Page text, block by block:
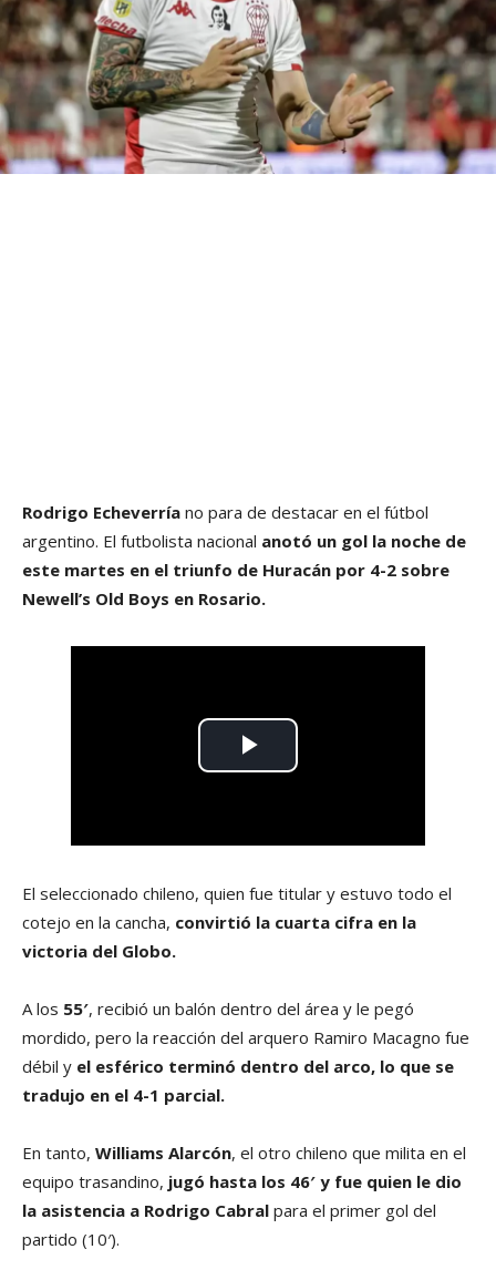
Rodrigo Echeverría no para de destacar en el fútbol
argentino. El futbolista nacional anotó un gol la noche de
este martes en el triunfo de Huracán por 4-2 sobre
Newell’s Old Boys en Rosario.
El seleccionado chileno, quien fue titular y estuvo todo el
cotejo en la cancha, convirtió la cuarta cifra en la
victoria del Globo.
A los 55′, recibió un balón dentro del área y le pegó
mordido, pero la reacción del arquero Ramiro Macagno fue
débil y el esférico terminó dentro del arco, lo que se
tradujo en el 4-1 parcial.
En tanto, Williams Alarcón, el otro chileno que milita en el
equipo trasandino, jugó hasta los 46′ y fue quien le dio
la asistencia a Rodrigo Cabral para el primer gol del
partido (10′).